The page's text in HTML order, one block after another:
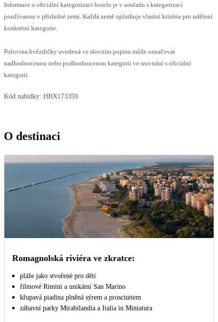
Informace o oficiální kategorizaci hotelu je v souladu s kategorizací
používanou v příslušné zemi. Každá země uplatňuje vlastní kritéria pro udělení
konkrétní kategorie.
Polovina hvězdičky uvedená ve slovním popisu může označovat
nadhodnocenou nebo podhodnocenou kategorii ve srovnání s oficiální
kategorií.
Kód nabídky: HBX173359
O destinaci
Romagnolská riviéra ve zkratce:
pláže jako stvořené pro děti
filmové Rimini a unikátní San Marino
křupavá piadina plněná sýrem a prosciuttem
zábavní parky Mirabilandia a Italia in Miniatura